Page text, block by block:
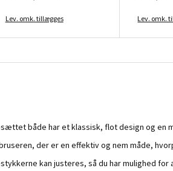
Lev. omk. tillægges Lev. omk.
både har et klassisk, flot design og en
der er en effektiv og nem måde,
kan justeres, så du har mulighed